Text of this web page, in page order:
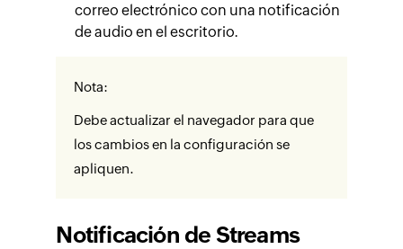
correo electrónico con una notificación
de audio en el escritorio.
Nota:
Debe actualizar el navegador para que
los cambios en la configuración se
apliquen.
Notificación de Streams